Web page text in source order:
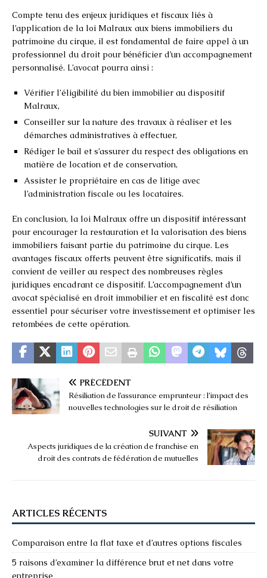
Compte tenu des enjeux juridiques et fiscaux liés à
l’application de la loi Malraux aux biens immobiliers du
patrimoine du cirque, il est fondamental de faire appel à un
professionnel du droit pour bénéficier d’un accompagnement
personnalisé. L’avocat pourra ainsi :
Vérifier l’éligibilité du bien immobilier au dispositif
Malraux,
Conseiller sur la nature des travaux à réaliser et les
démarches administratives à effectuer,
Rédiger le bail et s’assurer du respect des obligations en
matière de location et de conservation,
Assister le propriétaire en cas de litige avec
l’administration fiscale ou les locataires.
En conclusion, la loi Malraux offre un dispositif intéressant
pour encourager la restauration et la valorisation des biens
immobiliers faisant partie du patrimoine du cirque. Les
avantages fiscaux offerts peuvent être significatifs, mais il
convient de veiller au respect des nombreuses règles
juridiques encadrant ce dispositif. L’accompagnement d’un
avocat spécialisé en droit immobilier et en fiscalité est donc
essentiel pour sécuriser votre investissement et optimiser les
retombées de cette opération.
PRÉCÉDENT
Résiliation de l’assurance emprunteur : l’impact des
nouvelles technologies sur le droit de résiliation
SUIVANT
Aspects juridiques de la création de franchise en
droit des contrats de fédération de mutuelles
ARTICLES RÉCENTS
Comparaison entre la flat taxe et d’autres options fiscales
5 raisons d’examiner la différence brut et net dans votre
entreprise